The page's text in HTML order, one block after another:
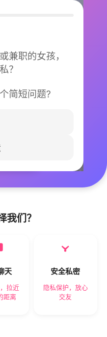
兼职的女孩，
？
简短问题?
孤单
认识身边的TA
载
我们？
天
拉近
距离
安全私密
隐私保护，放心
交友